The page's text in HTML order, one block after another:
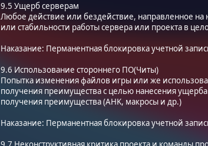
9.5 Ущерб серверам
Любое действие или бездействие, направленное
или стабильности работы сервера или проекта в
Наказание: Перманентная блокировка учетной
9.6 Использование стороннего ПО(Читы)
Попытка изменения файлов игры или же
получения преимущества с целью нанесения
получения преимущества (AHK, макросы и др.)
Наказание: Перманентная блокировка учетной